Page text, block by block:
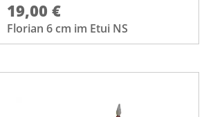
19,00 €
Florian 6 cm im Etui NS